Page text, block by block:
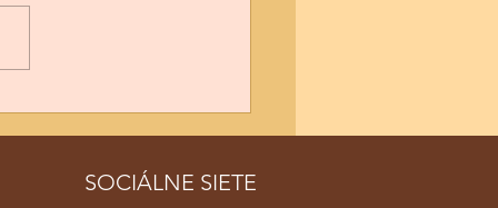
Songkran 2O26/2569
SOCIÁLNE SIETE